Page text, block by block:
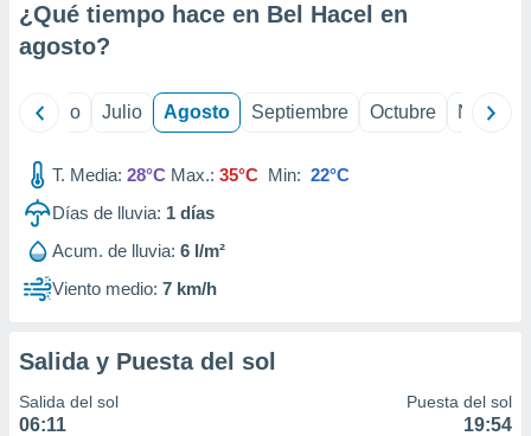
¿Qué tiempo hace en Bel Hacel en
agosto?
Junio Julio Agosto Septiembre Octubre
T. Media: 28°C Max.: 35°C Min: 22°C
Días de lluvia: 1 días
Acum. de lluvia: 6 l/m²
Viento medio: 7 km/h
Salida y Puesta del sol
Salida del sol
06:11
Puesta del sol
19:54